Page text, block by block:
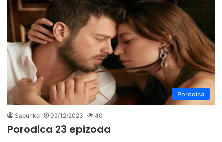
Porodica
Sapunko 03/12/2023 40
Porodica 23 epizoda